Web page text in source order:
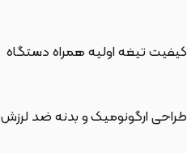
کیفیت تیغه اولیه همراه دستگاه
طراحی ارگونومیک و بدنه ضد لرزش